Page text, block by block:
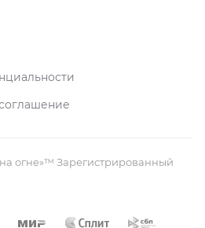
огне»™ Зарегистрированный